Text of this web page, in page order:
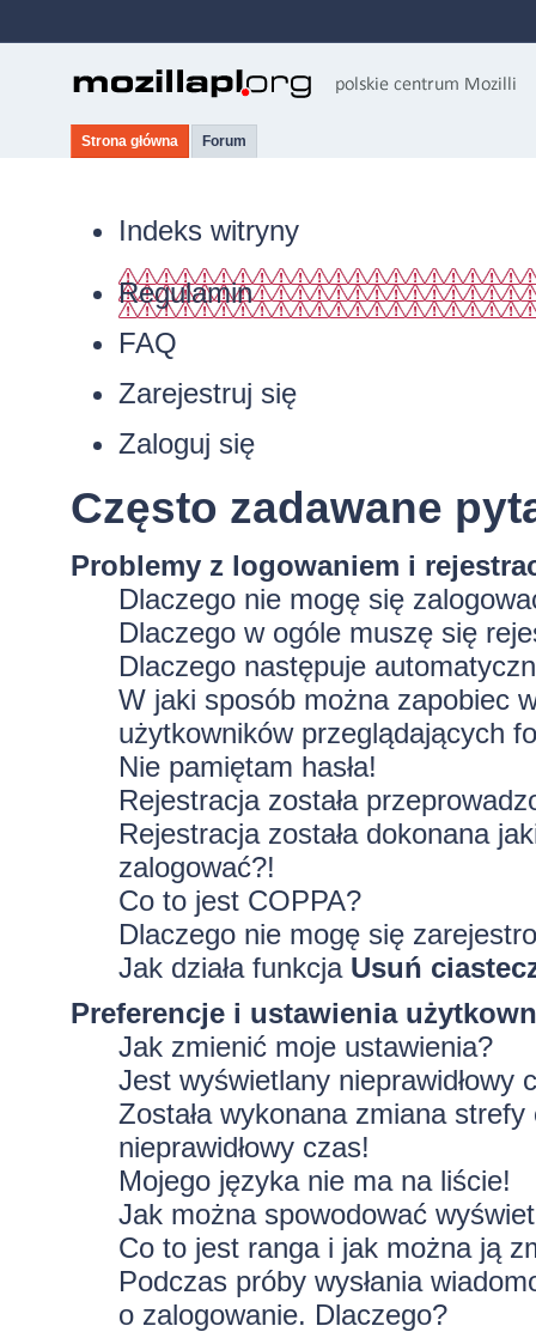
Strona główna Forum
Indeks witryny
Regulamin
FAQ
Zarejestruj się
Zaloguj się
Często zadawane
Problemy z logowaniem i
Dlaczego nie mogę się
Dlaczego w ogóle muszę się
Dlaczego następuje
W jaki sposób można zapobiec
użytkowników przeglądających
Nie pamiętam hasła!
Rejestracja została
Rejestracja została dokonana
zalogować?!
Co to jest COPPA?
Dlaczego nie mogę się
Jak działa funkcja Usuń
Preferencje i ustawienia
Jak zmienić moje ustawienia?
Jest wyświetlany nieprawidłowy
Została wykonana zmiana
nieprawidłowy czas!
Mojego języka nie ma na liście!
Jak można spowodować
Co to jest ranga i jak można ją
Podczas próby wysłania
o zalogowanie. Dlaczego?